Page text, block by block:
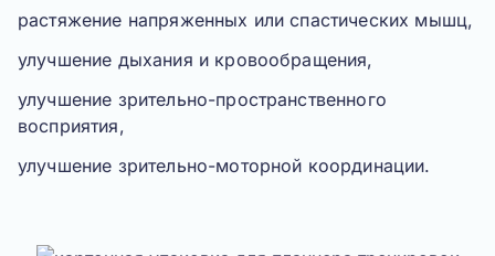
растяжение напряженных или спастических мышц,
улучшение дыхания и кровообращения,
улучшение зрительно-пространственного
восприятия,
улучшение зрительно-моторной координации.